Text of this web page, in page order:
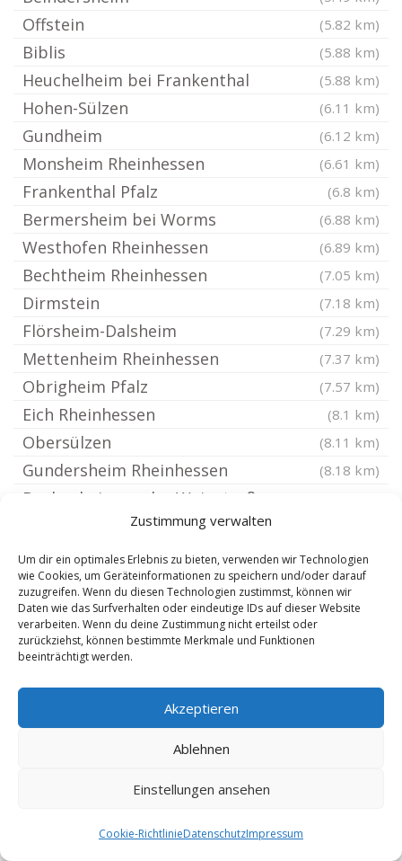
Zustimmung verwalten
Um dir ein optimales Erlebnis zu bieten, verwenden wir Technologien
wie Cookies, um Geräteinformationen zu speichern und/oder darauf
zuzugreifen. Wenn du diesen Technologien zustimmst, können wir
Daten wie das Surfverhalten oder eindeutige IDs auf dieser Website
verarbeiten. Wenn du deine Zustimmung nicht erteilst oder
zurückziehst, können bestimmte Merkmale und Funktionen
beeinträchtigt werden.
Akzeptieren
Ablehnen
Einstellungen ansehen
Cookie-RichtlinieDatenschutzImpressum
Offstein (5.82 km)
Biblis (5.88 km)
Heuchelheim bei Frankenthal (5.88 km)
Hohen-Sülzen (6.11 km)
Gundheim (6.12 km)
Monsheim Rheinhessen (6.61 km)
Frankenthal Pfalz (6.8 km)
Bermersheim bei Worms (6.88 km)
Westhofen Rheinhessen (6.89 km)
Bechtheim Rheinhessen (7.05 km)
Dirmstein (7.18 km)
Flörsheim-Dalsheim (7.29 km)
Mettenheim Rheinhessen (7.37 km)
Obrigheim Pfalz (7.57 km)
Eich Rheinhessen (8.1 km)
Obersülzen (8.11 km)
Gundersheim Rheinhessen (8.18 km)
Bockenheim an der Weinstraße
Ludwigshafen Pfingstweide (8.41 km)
Mannheim Sandhofen (8.54 km)
Mölsheim (8.55 km)
Ludwigshafen Oppau
Wachenheim Rheinhessen
Einhausen Hessen (8.9 km)
Mannheim Schönau
Alsheim Rheinhessen